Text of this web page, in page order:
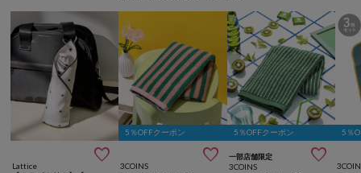

Lattice
5％OFFクーポン

3COINS
5％OFFクーポン
一部店舗限定 
3COINS
5％